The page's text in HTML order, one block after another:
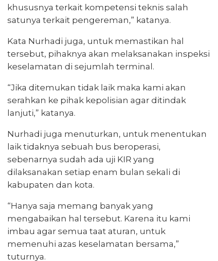
khususnya terkait kompetensi teknis salah
satunya terkait pengereman,” katanya.
Kata Nurhadi juga, untuk memastikan hal
tersebut, pihaknya akan melaksanakan inspeksi
keselamatan di sejumlah terminal.
“Jika ditemukan tidak laik maka kami akan
serahkan ke pihak kepolisian agar ditindak
lanjuti,” katanya.
Nurhadi juga menuturkan, untuk menentukan
laik tidaknya sebuah bus beroperasi,
sebenarnya sudah ada uji KIR yang
dilaksanakan setiap enam bulan sekali di
kabupaten dan kota.
“Hanya saja memang banyak yang
mengabaikan hal tersebut. Karena itu kami
imbau agar semua taat aturan, untuk
memenuhi azas keselamatan bersama,”
tuturnya.